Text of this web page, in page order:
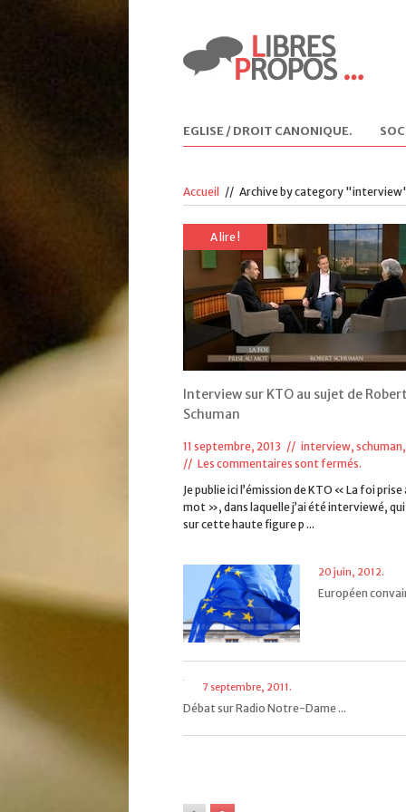
EGLISE / DROIT CANONIQUE.
Accueil // Archive by category
A lire !
Interview sur KTO au sujet de
Schuman
11 septembre, 2013 // interview,
// Les commentaires sont fermés.
Je publie ici l’émission de KTO « La foi prise
mot », dans laquelle j’ai été interviewé,
sur cette haute figure p ...
20 juin, 2012.
Européen
7 septembre, 2011.
Débat sur Radio Notre-Dame ...